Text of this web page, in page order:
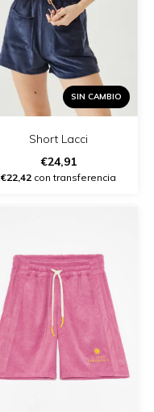
SIN CAMBIO
Short Lacci
€24,91
€22,42 con transferencia